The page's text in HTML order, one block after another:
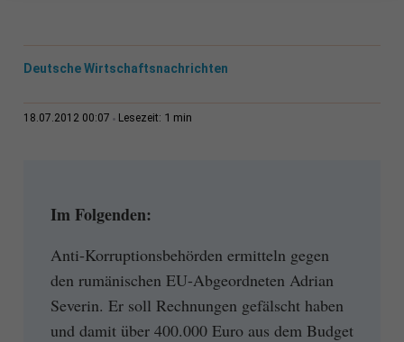
Deutsche Wirtschaftsnachrichten
18.07.2012 00:07 Lesezeit: 1 min
Im Folgenden:
Anti-Korruptionsbehörden ermitteln gegen
den rumänischen EU-Abgeordneten Adrian
Severin. Er soll Rechnungen gefälscht haben
und damit über 400.000 Euro aus dem Budget